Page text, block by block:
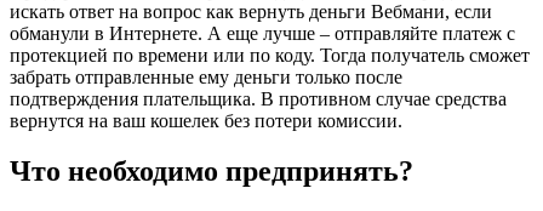
искать ответ на вопрос как вернуть деньги Вебмани, если
обманули в Интернете. А еще лучше – отправляйте платеж с
протекцией по времени или по коду. Тогда получатель сможет
забрать отправленные ему деньги только после
подтверждения плательщика. В противном случае средства
вернутся на ваш кошелек без потери комиссии.
Что необходимо предпринять?